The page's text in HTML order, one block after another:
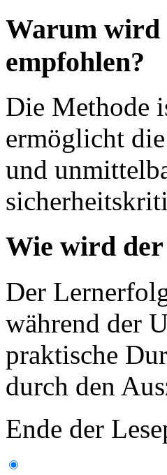
Warum wird
empfohlen?
Die Methode
ermöglicht
und
Wie wird der
Der
während der
praktische
durch den
Ende der